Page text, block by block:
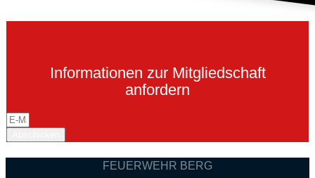
Informationen zur Mitgliedschaft
anfordern
FEUERWEHR BERG